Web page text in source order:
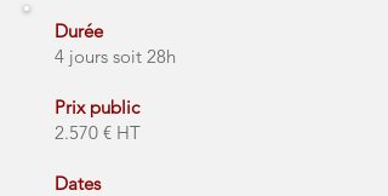
Durée
4 jours soit 28h
Prix public
2.570 € HT
Dates